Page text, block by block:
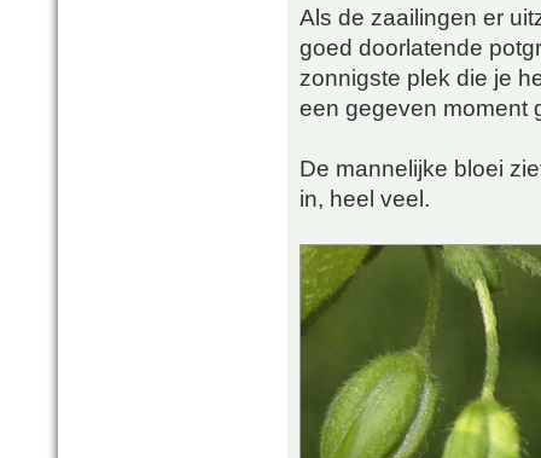
Als de zaailingen er
goed doorlatende
zonnigste plek die je
een gegeven moment
De mannelijke bloei
in, heel veel.